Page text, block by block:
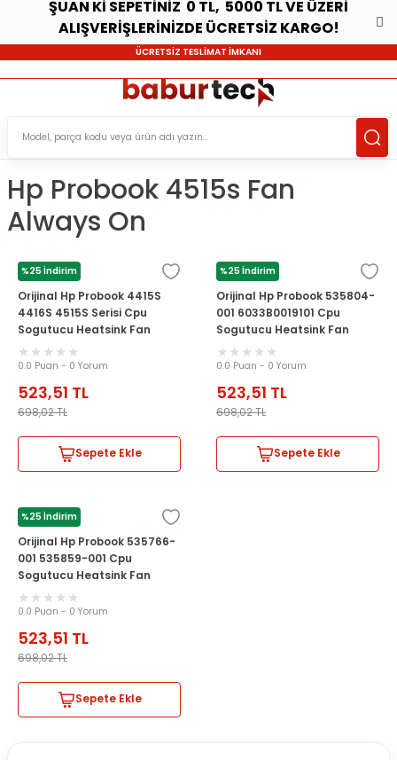
ŞUAN Kİ SEPETİNİZ 0 TL, 5000 TL VE ÜZERİ
ALIŞVERİŞLERİNİZDE ÜCRETSİZ KARGO!
ÜCRETSİZ TESLİMAT İMKANI
Hp Probook 4515s Fan
Always On
%25 İndirim
HP
Orijinal Hp Probook 4415S
4416S 4515S Serisi Cpu
Sogutucu Heatsink Fan
0.0 Puan - 0 Yorum
523,51 TL
698,02TL
Sepete Ekle
%25 İndirim
HP
Orijinal Hp Probook 535804-
001 6033B0019101 Cpu
Sogutucu Heatsink Fan
0.0 Puan - 0 Yorum
523,51 TL
698,02TL
Sepete Ekle
%25 İndirim
HP
Orijinal Hp Probook 535766-
001 535859-001 Cpu
Sogutucu Heatsink Fan
0.0 Puan - 0 Yorum
523,51 TL
698,02TL
Sepete Ekle